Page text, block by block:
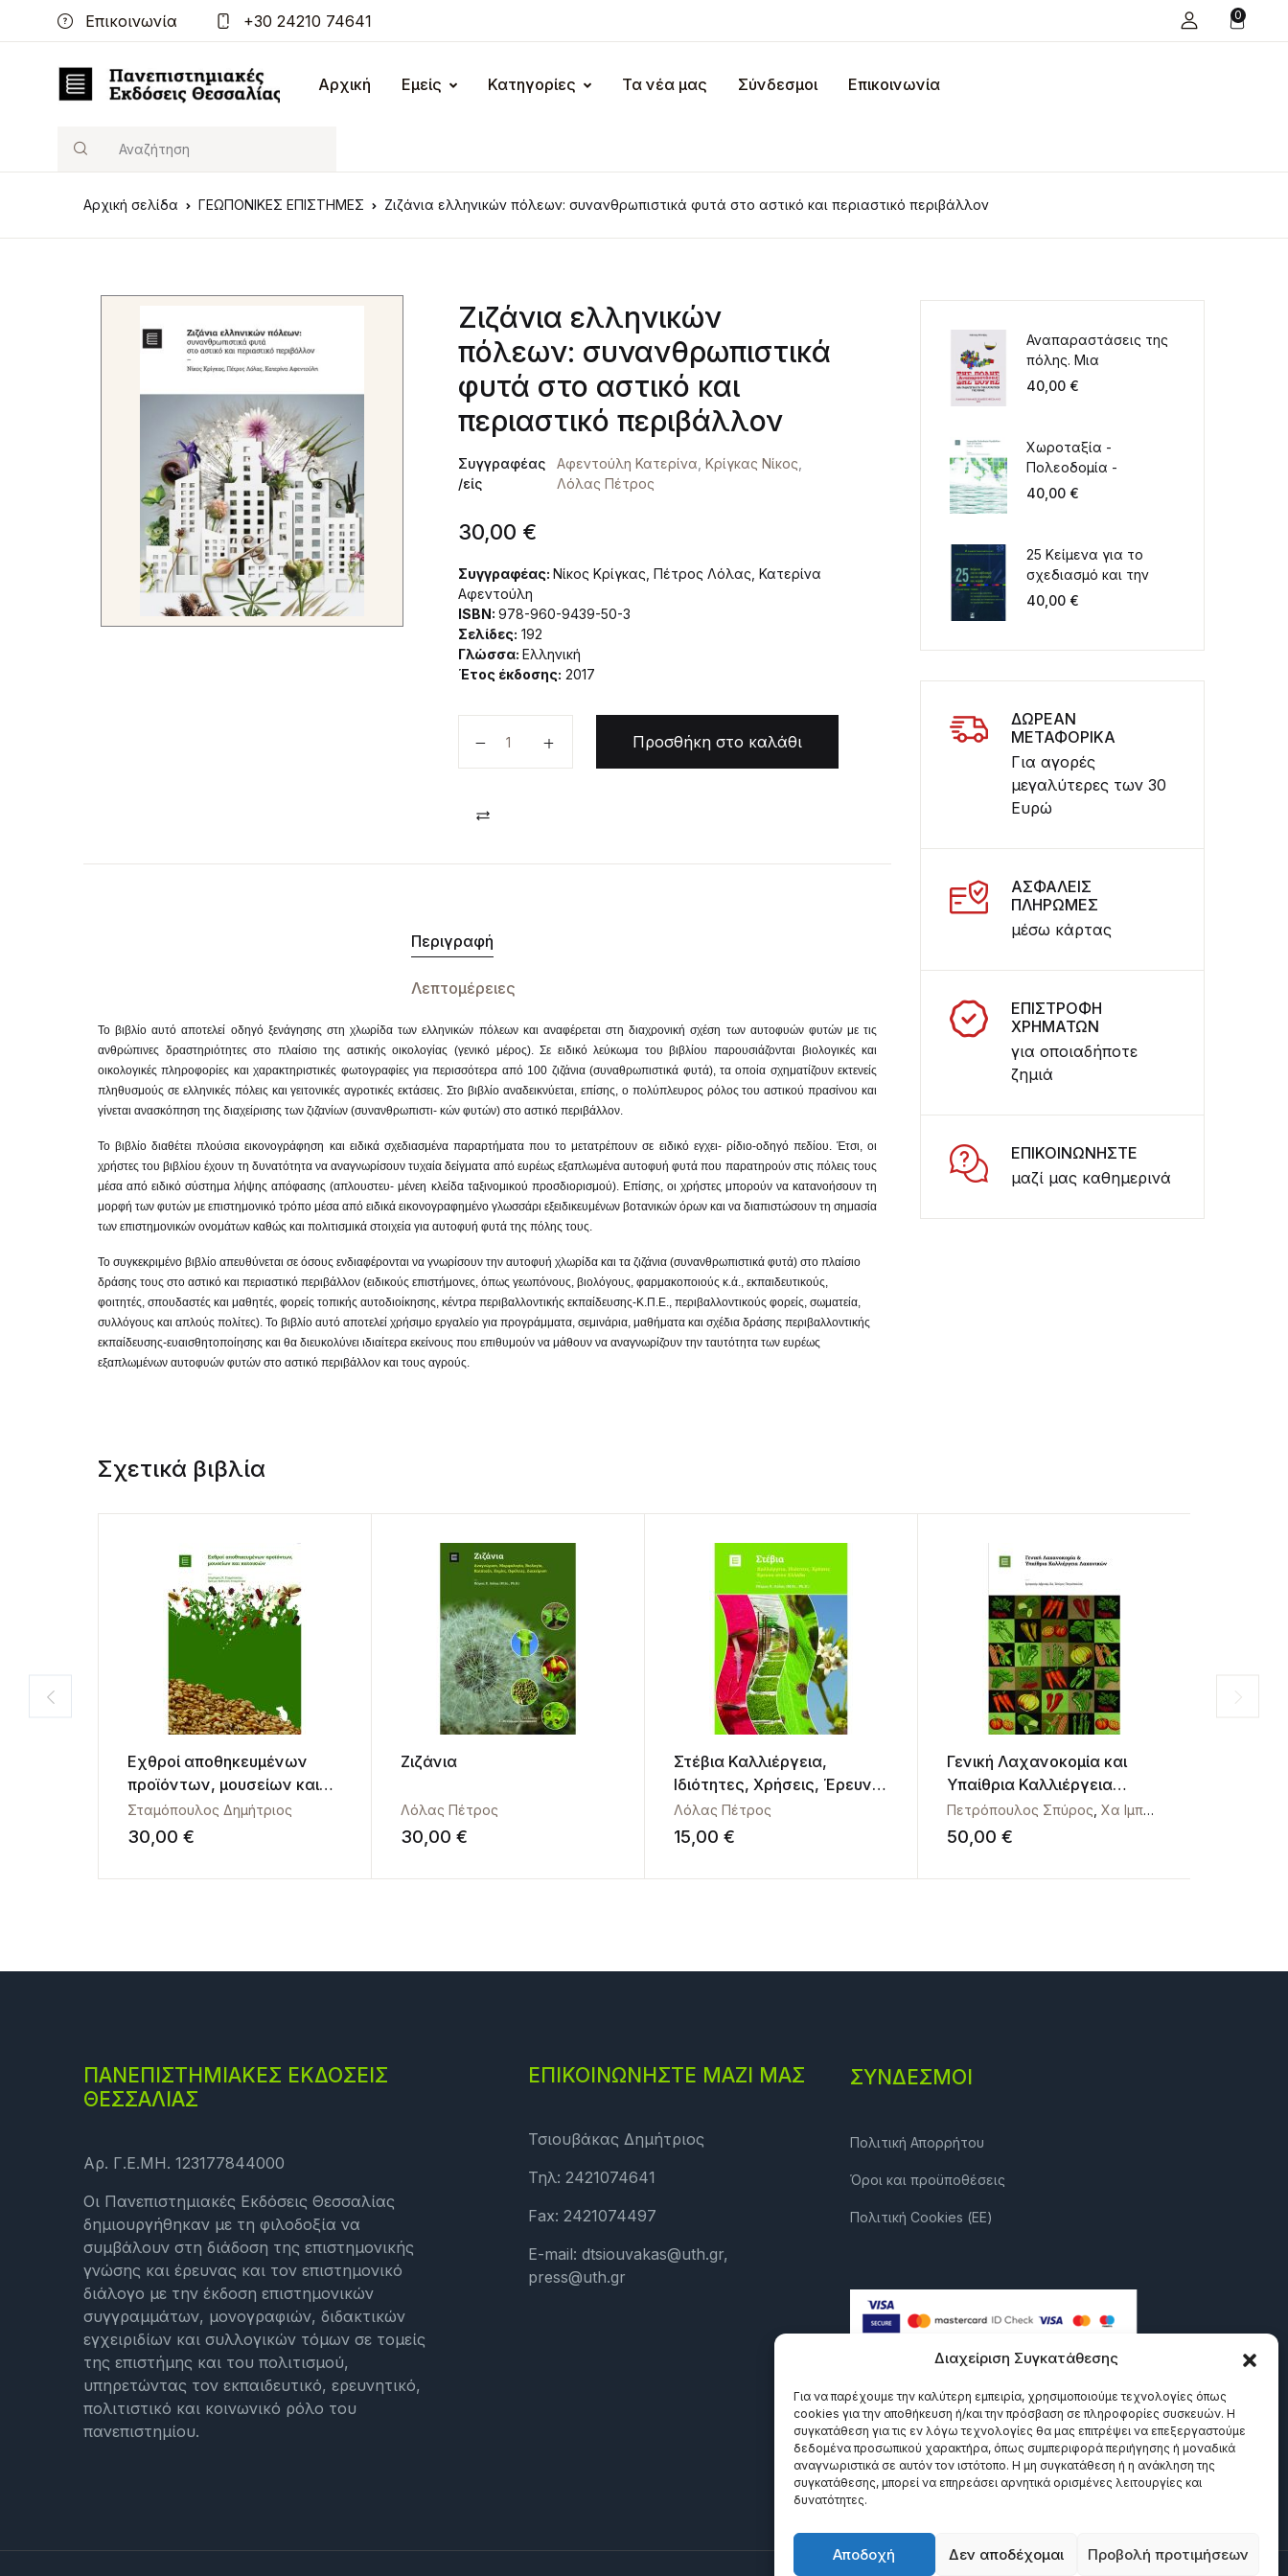
Διαχείριση Συγκατάθεσης
Για να παρέχουμε την καλύτερη εμπειρία, χρησιμοποιούμε τεχνολογίες όπως
cookies για την αποθήκευση ή/και την πρόσβαση σε πληροφορίες συσκευών. Η
συγκατάθεση για τις εν λόγω τεχνολογίες θα μας επιτρέψει να επεξεργαστούμε
δεδομένα προσωπικού χαρακτήρα, όπως συμπεριφορά περιήγησης ή μοναδικά
αναγνωριστικά σε αυτόν τον ιστότοπο. Η μη συγκατάθεση ή η ανάκληση της
συγκατάθεσης, μπορεί να επηρεάσει αρνητικά ορισμένες λειτουργίες και
δυνατότητες.
Αποδοχή Δεν αποδέχομαι Προβολή προτιμήσεων
Επικοινωνία +30 24210 74641 0
Αρχική Εμείς Κατηγορίες Τα νέα μας Σύνδεσμοι Επικοινωνία
Search
Αρχική σελίδα ΓΕΩΠΟΝΙΚΕΣ ΕΠΙΣΤΗΜΕΣ Ζιζάνια ελληνικών πόλεων: συνανθρωπιστικά φυτά στο αστικό και περιαστικό περιβάλλον
Ζιζάνια ελληνικών
πόλεων: συνανθρωπιστικά
φυτά στο αστικό και
περιαστικό περιβάλλον
Συγγραφέας
/είς
Αφεντούλη Κατερίνα Κρίγκας Νίκος
Λόλας Πέτρος
30,00 €
Συγγραφέας:Νίκος Κρίγκας, Πέτρος Λόλας, Κατερίνα
Αφεντούλη
ISBN:978-960-9439-50-3
Σελίδες: 192
Γλώσσα:Ελληνική
Έτος έκδοσης: 2017
Ζιζάνια ελληνικών πόλεων: συνανθρωπιστικά φυτά στο αστικό και περιαστικό περιβάλλον ποσότητα
Προσθήκη στο καλάθι
Περιγραφή
Λεπτομέρειες
Το βιβλίο αυτό αποτελεί οδηγό ξενάγησης στη χλωρίδα των ελληνικών πόλεων και αναφέρεται στη διαχρονική σχέση των αυτοφυών φυτών με τις
ανθρώπινες δραστηριότητες στο πλαίσιο της αστικής οικολογίας (γενικό μέρος). Σε ειδικό λεύκωμα του βιβλίου παρουσιάζονται βιολογικές και
οικολογικές πληροφορίες και χαρακτηριστικές φωτογραφίες για περισσότερα από 100 ζιζάνια (συναθρωπιστικά φυτά), τα οποία σχηματίζουν εκτενείς
πληθυσμούς σε ελληνικές πόλεις και γειτονικές αγροτικές εκτάσεις. Στο βιβλίο αναδεικνύεται, επίσης, ο πολύπλευρος ρόλος του αστικού πρασίνου και
γίνεται ανασκόπηση της διαχείρισης των ζιζανίων (συνανθρωπιστι- κών φυτών) στο αστικό περιβάλλον.
Το βιβλίο διαθέτει πλούσια εικονογράφηση και ειδικά σχεδιασμένα παραρτήματα που το μετατρέπουν σε ειδικό εγχει- ρίδιο-οδηγό πεδίου. Έτσι, οι
χρήστες του βιβλίου έχουν τη δυνατότητα να αναγνωρίσουν τυχαία δείγματα από ευρέως εξαπλωμένα αυτοφυή φυτά που παρατηρούν στις πόλεις τους
μέσα από ειδικό σύστημα λήψης απόφασης (απλουστευ- μένεη κλείδα ταξινομικού προσδιορισμού). Επίσης, οι χρήστες μπορούν να κατανοήσουν τη
μορφή των φυτών με επιστημονικό τρόπο μέσα από ειδικά εικονογραφημένο γλωσσάρι εξειδικευμένων βοτανικών όρων και να διαπιστώσουν τη σημασία
των επιστημονικών ονομάτων καθώς και πολιτισμικά στοιχεία για αυτοφυή φυτά της πόλης τους.
Το συγκεκριμένο βιβλίο απευθύνεται σε όσους ενδιαφέρονται να γνωρίσουν την αυτοφυή χλωρίδα και τα ζιζάνια (συνανθρωπιστικά φυτά) στο πλαίσιο
δράσης τους στο αστικό και περιαστικό περιβάλλον (ειδικούς επιστήμονες, όπως γεωπόνους, βιολόγους, φαρμακοποιούς κ.ά., εκπαιδευτικούς,
φοιτητές, σπουδαστές και μαθητές, φορείς τοπικής αυτοδιοίκησης, κέντρα περιβαλλοντικής εκπαίδευσης-Κ.Π.Ε., περιβαλλοντικούς φορείς, σωματεία,
συλλόγους και απλούς πολίτες). Το βιβλίο αυτό αποτελεί χρήσιμο εργαλείο για προγράμματα, σεμινάρια, μαθήματα και σχέδια δράσης περιβαλλοντικής
εκπαίδευσης-ευαισθητοποίησης και θα διευκολύνει ιδιαίτερα εκείνους που επιθυμούν να μάθουν να αναγνωρίζουν την ταυτότητα των ευρέως
εξαπλωμένων αυτοφυών φυτών στο αστικό περιβάλλον και τους αγρούς.
Αναπαραστάσεις της
πόλης. Μια
παιδαγωγική για την
40,00 €
Χωροταξία -
Πολεοδομία -
Περιβάλλον στον 21ο
40,00 €
25 Κείμενα για το
σχεδιασμό και την
ανάπτυξη του χώρου
λειτουργίας του
40,00 €
ΔΩΡΕΑΝ
ΜΕΤΑΦΟΡΙΚΑ
Για αγορές
μεγαλύτερες των 30
Ευρώ
ΑΣΦΑΛΕΙΣ
ΠΛΗΡΩΜΕΣ
μέσω κάρτας
ΕΠΙΣΤΡΟΦΗ
ΧΡΗΜΑΤΩΝ
για οποιαδήποτε
ζημιά
ΕΠΙΚΟΙΝΩΝΗΣΤΕ
μαζί μας καθημερινά
Σχετικά βιβλία
Εχθροί αποθηκευμένων
προϊόντων, μουσείων και
κατοικιών.
Σταμόπουλος Δημήτριος
30,00 €
Ζιζάνια
Λόλας Πέτρος
30,00 €
Στέβια Καλλιέργεια,
Ιδιότητες, Χρήσεις, Έρευνα
στην Ελλάδα
Λόλας Πέτρος
15,00 €
Γενική Λαχανοκομία και
Υπαίθρια Καλλιέργεια
Λαχανικών
Πετρόπουλος Σπύρος Χα Ιμπραχίμ Αβραάμ
50,00 €
ΠΑΝΕΠΙΣΤΗΜΙΑΚΕΣ ΕΚΔΟΣΕΙΣ
ΘΕΣΣΑΛΙΑΣ
Αρ. Γ.Ε.ΜΗ. 123177844000
Οι Πανεπιστημιακές Εκδόσεις Θεσσαλίας
δημιουργήθηκαν με τη φιλοδοξία να
συμβάλουν στη διάδοση της επιστημονικής
γνώσης και έρευνας και τον επιστημονικό
διάλογο με την έκδοση επιστημονικών
συγγραμμάτων, μονογραφιών, διδακτικών
εγχειριδίων και συλλογικών τόμων σε τομείς
της επιστήμης και του πολιτισμού,
υπηρετώντας τον εκπαιδευτικό, ερευνητικό,
πολιτιστικό και κοινωνικό ρόλο του
πανεπιστημίου.
ΕΠΙΚΟΙΝΩΝΗΣΤΕ ΜΑΖΙ ΜΑΣ
Τσιουβάκας Δημήτριος
Τηλ: 2421074641
Fax: 2421074497
E-mail: dtsiouvakas@uth.gr,
press@uth.gr
ΣΎΝΔΕΣΜΟΙ
Πολιτική Απορρήτου
Όροι και προϋποθέσεις
Πολιτική Cookies (ΕΕ)